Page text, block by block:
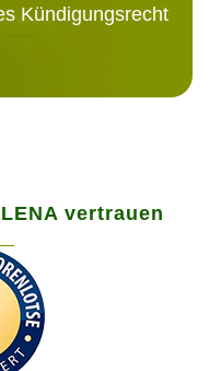
Kündigungsrecht
vertrauen